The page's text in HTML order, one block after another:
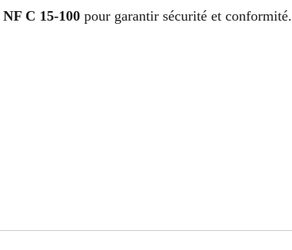
NF C 15-100 pour garantir sécurité et conformité.